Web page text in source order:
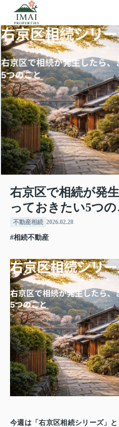
右京区で相続が発
っておきたい5つの
不動産相続 2026.02.28
#相続不動産
今週は「右京区相続シリーズ」